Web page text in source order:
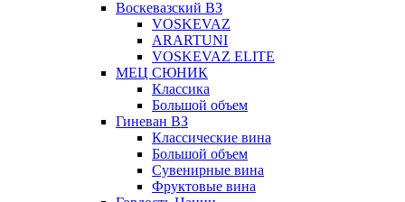
Воскевазский ВЗ
VOSKEVAZ
ARARTUNI
VOSKEVAZ ELITE
МЕЦ СЮНИК
Классика
Большой объем
Гиневан ВЗ
Классические вина
Большой объем
Сувенирные вина
Фруктовые вина